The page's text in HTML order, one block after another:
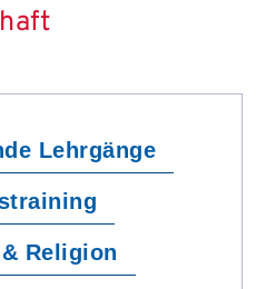
Lehrgänge
Religion